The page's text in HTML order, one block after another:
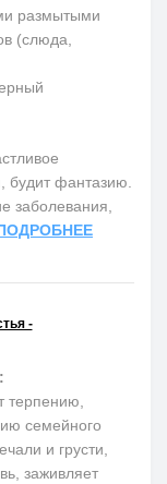
размытыми
(слюда,
будит фантазию.
заболевания,
-
терпению,
семейного
и грусти,
заживляет